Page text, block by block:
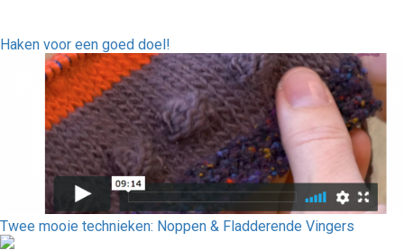
Haken voor een goed doel!
Twee mooie technieken: Noppen & Fladderende Vingers